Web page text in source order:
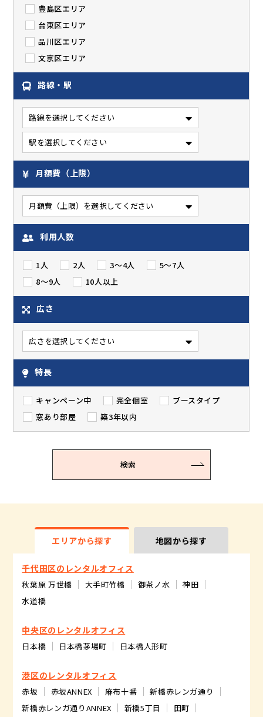
豊島区エリア
台東区エリア
品川区エリア
文京区エリア
路線・駅
月額費（上限）
利用人数
1人 2人 3～4人
5～7人
8～9人
10人以上
広さ
特長
キャンペーン中 完全個室
ブースタイプ
窓あり部屋
築3年以内
検索
エリアから探す 地図から探す
千代田区のレンタルオフィス
秋葉原 万世橋 大手町竹橋 御茶ノ水
神田
水道橋
中央区のレンタルオフィス
日本橋 日本橋茅場町 日本橋人形町
港区のレンタルオフィス
赤坂 赤坂ANNEX 麻布十番
新橋赤レンガ通り
新橋赤レンガ通りANNEX
新橋5丁目
田町